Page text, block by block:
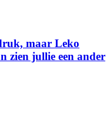
maar Leko
zien jullie een ander